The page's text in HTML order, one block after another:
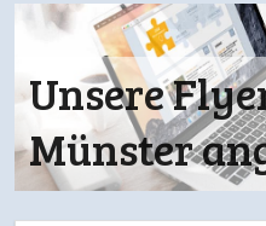
Unsere
Münster